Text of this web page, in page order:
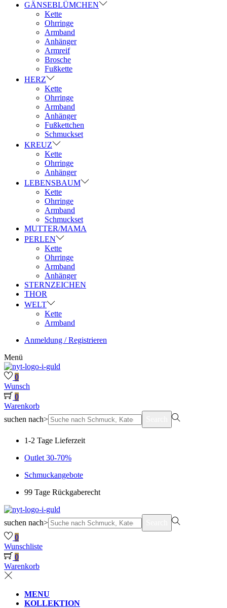
GÄNSEBLÜMCHEN
Kette
Ohrringe
Armband
Anhänger
Armreif
Brosche
Fußkette
HERZ
Kette
Ohrringe
Armband
Anhänger
Fußkettchen
Schmuckset
KREUZ
Kette
Ohrringe
Anhänger
LEBENSBAUM
Kette
Ohrringe
Armband
Schmuckset
MUTTER/MAMA
PERLEN
Kette
Ohrringe
Armband
Anhänger
STERNZEICHEN
THOR
WELT
Kette
Armband
Anmeldung / Registrieren
Menü
0
Wunsch
0
Warenkorb
suchen nach>
1-2 Tage Lieferzeit
Outlet 30-70%
Schmuckangebote
99 Tage Rückgaberecht
suchen nach>
0
Wunschliste
0
Warenkorb
MENU
KOLLEKTION